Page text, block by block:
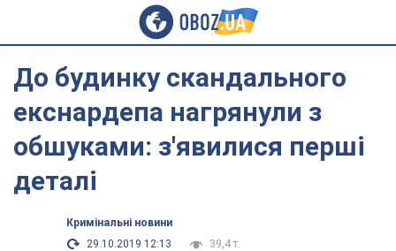
До будинку скандального
екснардепа нагрянули з
обшуками: з'явилися перші
деталі
Кримінальні новини
29.10.2019 12:13
39,4 т.